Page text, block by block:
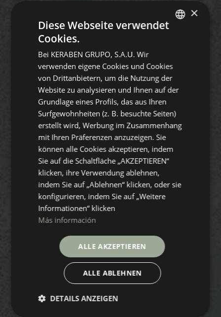
FRENCH
×
Diese Webseite verwendet
Cookies.
Bei KERABEN GRUPO, S.A.U. Wir
verwenden eigene Cookies und Cookies
von Drittanbietern, um die Nutzung der
Website zu analysieren und Ihnen auf der
Grundlage eines Profils, das aus Ihren
Surfgewohnheiten (z. B. besuchte Seiten)
erstellt wird, Werbung im Zusammenhang
mit Ihren Präferenzen anzuzeigen. Sie
können alle Cookies akzeptieren, indem
Sie auf die Schaltfläche „AKZEPTIEREN“
klicken, ihre Verwendung ablehnen,
indem Sie auf „Ablehnen“ klicken, oder sie
konfigurieren, indem Sie auf „Weitere
Informationen“ klicken
Más información
ALLE AKZEPTIEREN
ALLE ABLEHNEN
DETAILS ANZEIGEN